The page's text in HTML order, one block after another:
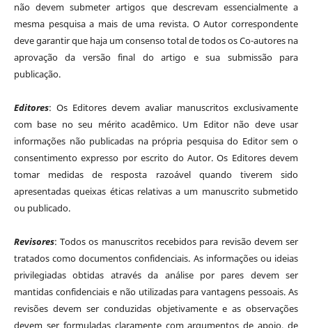
não devem submeter artigos que descrevam essencialmente a
mesma pesquisa a mais de uma revista. O Autor correspondente
deve garantir que haja um consenso total de todos os Co-autores na
aprovação da versão final do artigo e sua submissão para
publicação.
Editores: Os Editores devem avaliar manuscritos exclusivamente
com base no seu mérito acadêmico. Um Editor não deve usar
informações não publicadas na própria pesquisa do Editor sem o
consentimento expresso por escrito do Autor. Os Editores devem
tomar medidas de resposta razoável quando tiverem sido
apresentadas queixas éticas relativas a um manuscrito submetido
ou publicado.
Revisores: Todos os manuscritos recebidos para revisão devem ser
tratados como documentos confidenciais. As informações ou ideias
privilegiadas obtidas através da análise por pares devem ser
mantidas confidenciais e não utilizadas para vantagens pessoais. As
revisões devem ser conduzidas objetivamente e as observações
devem ser formuladas claramente com argumentos de apoio, de